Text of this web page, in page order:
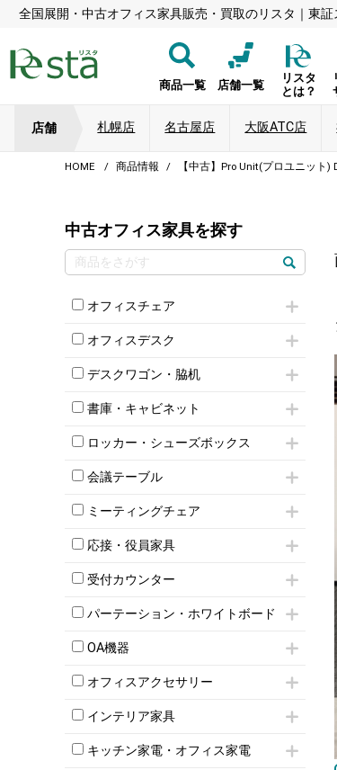
全国展開・中古オフィス家具販売・買取のリスタ｜東
商品一覧 店舗一覧
リスタ
とは？
店舗 札幌店 名古屋店 大阪ATC店
HOME 商品情報 【中古】Pro Unit(プロユニット
中古オフィス家具を探す
オフィスチェア
肘付きチェア
肘無しチェア
役員チェア
オフィスチェアその他
オフィスデスク
片袖机
フリーアドレスデスク（ベンチデスク）
昇降デスク
両袖机
デスクワゴン・脇机
インワゴン2段
インワゴン3段
脇机
書庫・キャビネット
ハイキャビネット
ローキャビネット
両開きキャビネット
上下連結キャビネット
軽量ラック（スチールラック）
収納家具その他
オープン書庫
両開書庫
引き違い書庫
ロッカー・シューズボックス
1人用ロッカー
2人用ロッカー
3人用ロッカー
5人用ロッカー
8人用ロッカー
多人数ロッカー
シリンダー錠ロッカー
ダイヤル錠ロッカー
ボタン錠ロッカー
シューズロッカー・下駄箱
ロッカーその他
会議テーブル
ミーティングテーブル
スタッキングテーブル
ネスティングテーブル
カウンターテーブル
T字脚テーブル
会議テーブルW1200～
会議テーブルW1800～
折りたたみ会議テーブル
ハイテーブル
ミーティングチェア
キャスター付きミーティングチェア
スタッキングミーティングチェア
テーブル付きミーティングチェア
折りたたみミーティングチェア
ハイチェア
ミーティングチェアその他
応接・役員家具
応接セット
応接ソファ
応接チェア
応接・役員家具その他
受付カウンター
ハイカウンター
ローカウンター
ラウンジカウンター
パーテーション・ホワイトボード
パーテーション
自立タイプパーテーション
パーテーションその他
壁掛けホワイトボード
ホワイトボードその他
OA機器
iPad
電話機（ビジネスフォン）
シュレッダー
スクリーン
オフィスアクセサリー
チェア用台車
演台・講演台・演説台
防音パネル
インテリア家具
モールドチェア
ダイニングチェア
キッチン家電・オフィス家電